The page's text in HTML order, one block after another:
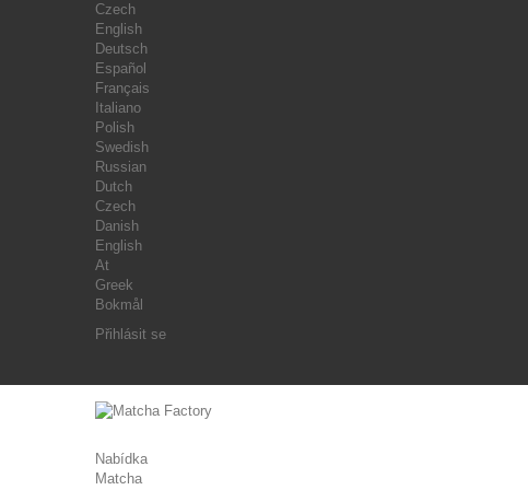
Czech
English
Deutsch
Español
Français
Italiano
Polish
Swedish
Russian
Dutch
Czech
Danish
English
At
Greek
Bokmål
Přihlásit se
Nabídka
Matcha